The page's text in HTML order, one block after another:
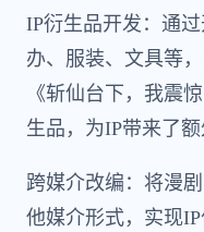
IP衍生品开发：通
办、服装、文具等
《斩仙台下，我震
生品，为IP带来了额
跨媒介改编：将漫
他媒介形式，实现